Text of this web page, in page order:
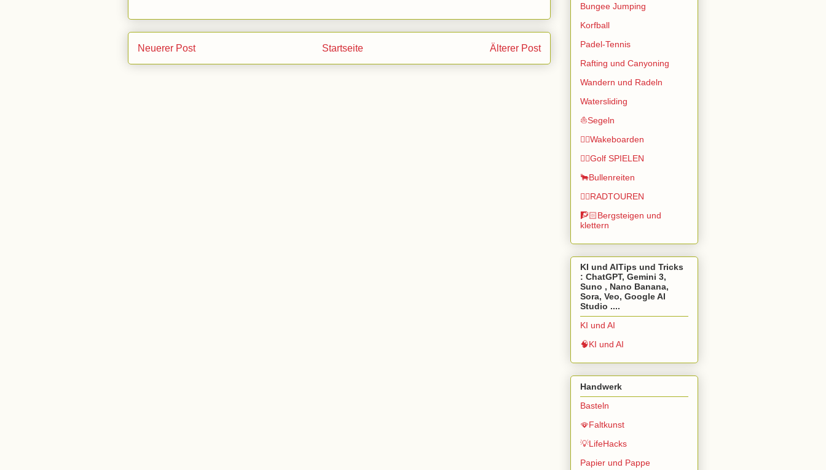
Neuerer Post Älterer Post
Startseite
Bungee Jumping
Korfball
Padel-Tennis
Rafting und Canyoning
Wandern und Radeln
Watersliding
⛵Segeln
🏄🏽Wakeboarden
🏌️‍♂️Golf SPIELEN
🐂Bullenreiten
🚴‍♂️RADTOUREN
🧗🏻Bergsteigen und
klettern
KI und AITips und Tricks
: ChatGPT, Gemini 3,
Suno , Nano Banana,
Sora, Veo, Google AI
Studio ....
KI und AI
🧠KI und AI
Handwerk
Basteln
🪭Faltkunst
💡LifeHacks
Papier und Pappe